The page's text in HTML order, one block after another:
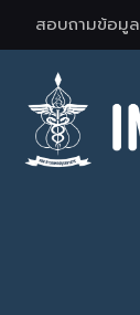
สอบถามข้อมูล